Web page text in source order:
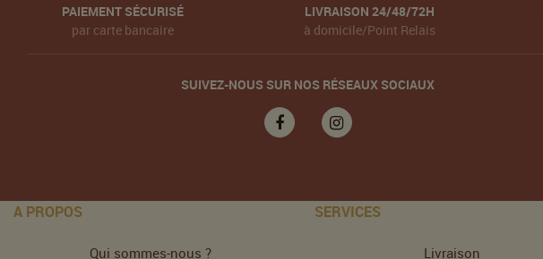
PAIEMENT SÉCURISÉ
par carte bancaire
LIVRAISON 24/48/72H
à domicile/Point Relais
SUIVEZ-NOUS SUR NOS RÉSEAUX SOCIAUX
A PROPOS
Qui sommes-nous ?
SERVICES
Livraison